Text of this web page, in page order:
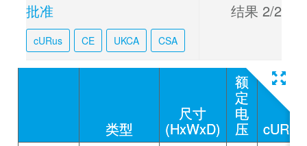
批准
cURus CE UKCA CSA
结果 2/2
类型
尺寸
(HxWxD)
额
定
电
压
cURus